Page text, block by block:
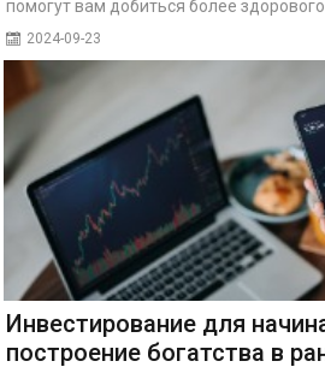
помогут вам добиться более
2024-09-23
Инвестирование для
построение богатства в